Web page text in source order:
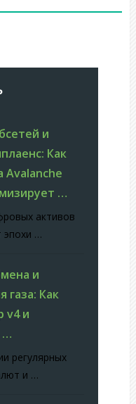
и
Как
Avalanche
…
активов
эпохи …
и
газа: Как
v4 и
…
регулярных
и …